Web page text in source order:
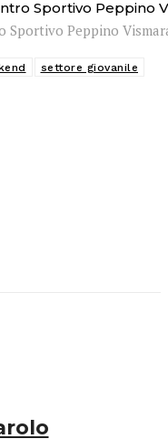
Sportivo Peppino
settore giovanile